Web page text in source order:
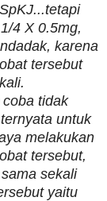
4 X 0.5mg,
karena
tersebut
tidak
untuk
melakukan
tersebut,
sekali
yaitu